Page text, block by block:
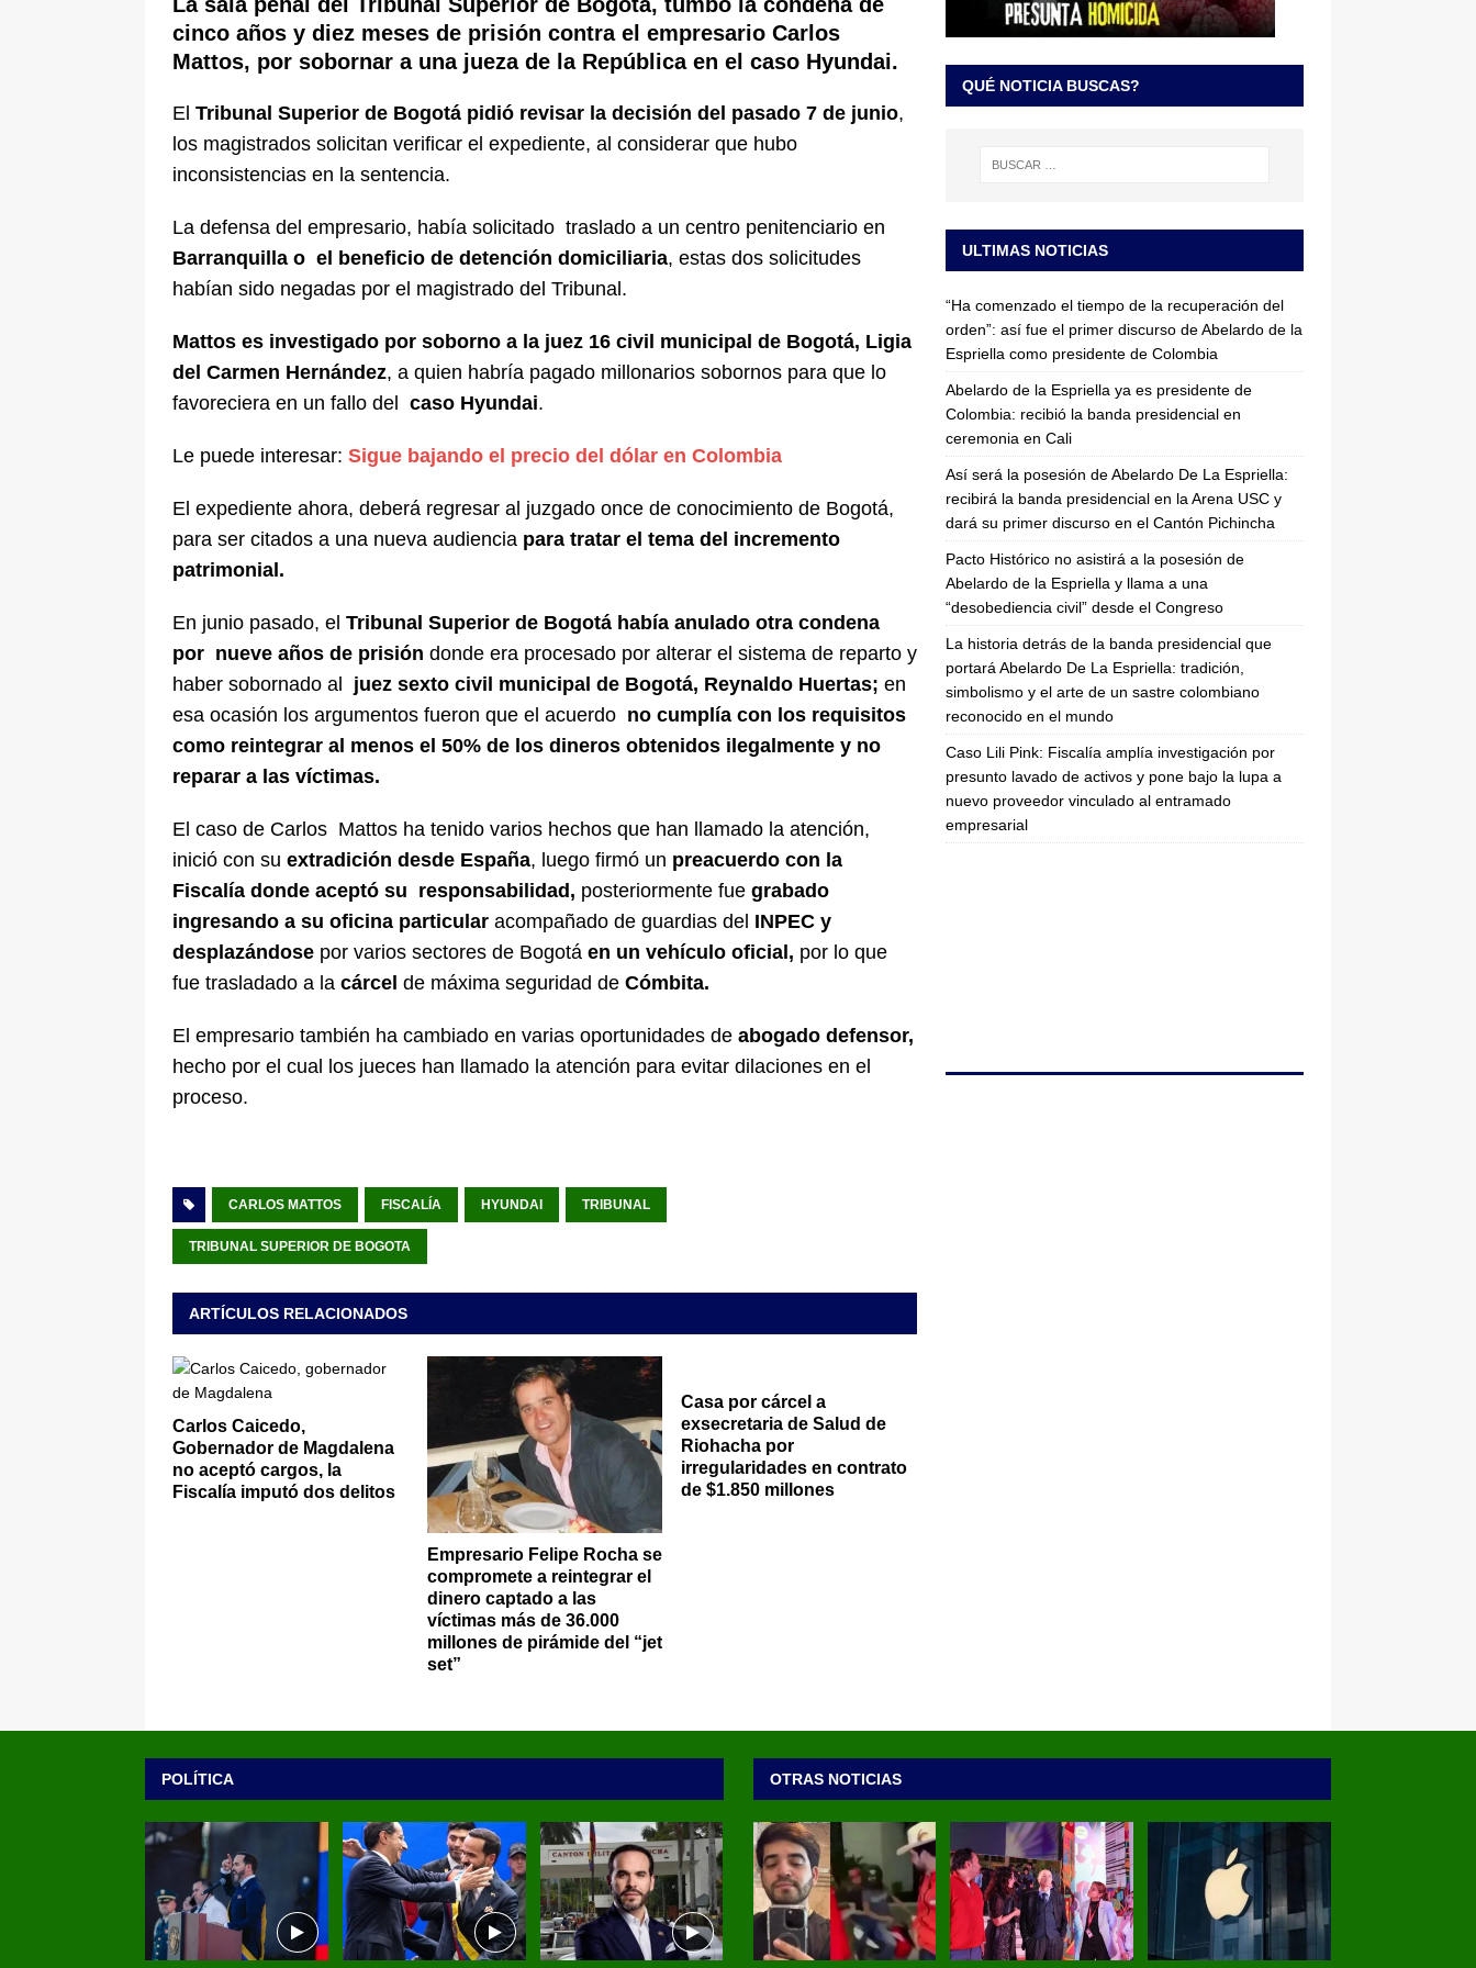
La historia detrás de la banda presidencial que portará Abelardo De La
Espriella: tradición, simbolismo y el arte de un sastre colombiano reconocido en el mundo LO
cinco años y diez meses de prisión contra el empresario Carlos
Mattos, por sobornar a una jueza de la República en el caso Hyundai.
El Tribunal Superior de Bogotá pidió revisar la decisión del pasado 7 de junio,
los magistrados solicitan verificar el expediente, al considerar que hubo
inconsistencias en la sentencia.
La defensa del empresario, había solicitado traslado a un centro penitenciario en
Barranquilla o el beneficio de detención domiciliaria, estas dos solicitudes
habían sido negadas por el magistrado del Tribunal.
Mattos es investigado por soborno a la juez 16 civil municipal de Bogotá, Ligia
del Carmen Hernández, a quien habría pagado millonarios sobornos para que lo
favoreciera en un fallo del caso Hyundai.
Le puede interesar: Sigue bajando el precio del dólar en Colombia
El expediente ahora, deberá regresar al juzgado once de conocimiento de Bogotá,
para ser citados a una nueva audiencia para tratar el tema del incremento
patrimonial.
En junio pasado, el Tribunal Superior de Bogotá había anulado otra condena
por nueve años de prisión donde era procesado por alterar el sistema de reparto y
haber sobornado al juez sexto civil municipal de Bogotá, Reynaldo Huertas; en
esa ocasión los argumentos fueron que el acuerdo no cumplía con los requisitos
como reintegrar al menos el 50% de los dineros obtenidos ilegalmente y no
reparar a las víctimas.
El caso de Carlos Mattos ha tenido varios hechos que han llamado la atención,
inició con su extradición desde España, luego firmó un preacuerdo con la
Fiscalía donde aceptó su responsabilidad, posteriormente fue grabado
ingresando a su oficina particular acompañado de guardias del INPEC y
desplazándose por varios sectores de Bogotá en un vehículo oficial, por lo que
fue trasladado a la cárcel de máxima seguridad de Cómbita.
El empresario también ha cambiado en varias oportunidades de abogado defensor,
hecho por el cual los jueces han llamado la atención para evitar dilaciones en el
proceso.
CARLOS MATTOS FISCALÍA HYUNDAI TRIBUNAL
TRIBUNAL SUPERIOR DE BOGOTA
ARTÍCULOS RELACIONADOS
Carlos Caicedo,
Gobernador de Magdalena
no aceptó cargos, la
Fiscalía imputó dos delitos
Empresario Felipe Rocha se
compromete a reintegrar el
dinero captado a las
víctimas más de 36.000
millones de pirámide del “jet
set”
Casa por cárcel a
exsecretaria de Salud de
Riohacha por
irregularidades en contrato
de $1.850 millones
QUÉ NOTICIA BUSCAS?
ULTIMAS NOTICIAS
“Ha comenzado el tiempo de la recuperación del
orden”: así fue el primer discurso de Abelardo de la
Espriella como presidente de Colombia
Abelardo de la Espriella ya es presidente de
Colombia: recibió la banda presidencial en
ceremonia en Cali
Así será la posesión de Abelardo De La Espriella:
recibirá la banda presidencial en la Arena USC y
dará su primer discurso en el Cantón Pichincha
Pacto Histórico no asistirá a la posesión de
Abelardo de la Espriella y llama a una
“desobediencia civil” desde el Congreso
La historia detrás de la banda presidencial que
portará Abelardo De La Espriella: tradición,
simbolismo y el arte de un sastre colombiano
reconocido en el mundo
Caso Lili Pink: Fiscalía amplía investigación por
presunto lavado de activos y pone bajo la lupa a
nuevo proveedor vinculado al entramado
empresarial
POLÍTICA OTRAS NOTICIAS